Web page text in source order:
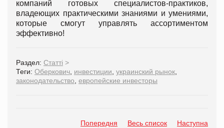
компаний готовых специалистов-практиков,
владеющих практическими знаниями и умениями,
которые смогут управлять ассортиментом
эффективно!
Раздел: Статті >
Теги: Оберкович, инвестиции, украинский рынок,
законодательство, европейские инвесторы
Попередня Весь список Наступна